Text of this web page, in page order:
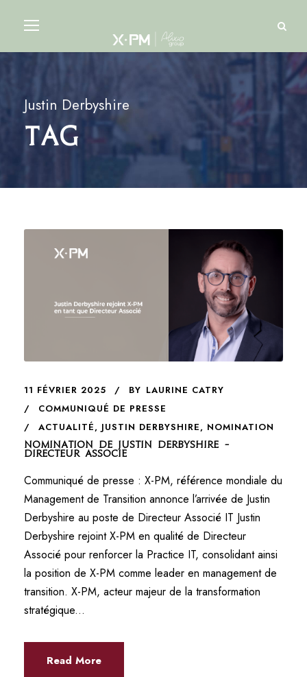
Justin Derbyshire
Tag
11 FÉVRIER 2025 BY LAURINE CATRY
COMMUNIQUÉ DE PRESSE
ACTUALITÉ, JUSTIN DERBYSHIRE, NOMINATION
Nomination de Justin Derbyshire –
Directeur Associé
Communiqué de presse : X-PM, référence mondiale du
Management de Transition annonce l’arrivée de Justin
Derbyshire au poste de Directeur Associé IT Justin
Derbyshire rejoint X-PM en qualité de Directeur
Associé pour renforcer la Practice IT, consolidant ainsi
la position de X-PM comme leader en management de
transition. X-PM, acteur majeur de la transformation
stratégique...
Read More